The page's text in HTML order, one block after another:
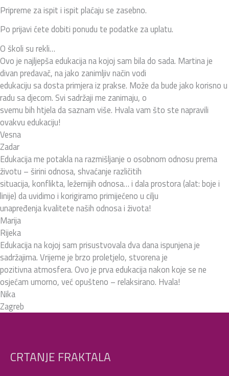
Pripreme za ispit i ispit plaćaju se zasebno.
Po prijavi ćete dobiti ponudu te podatke za uplatu.
O školi su rekli…
Ovo je najljepša edukacija na kojoj sam bila do sada. Martina je
divan predavač, na jako zanimljiv način vodi
edukaciju sa dosta primjera iz prakse. Može da bude jako korisno u
radu sa djecom. Svi sadržaji me zanimaju, o
svemu bih htjela da saznam više. Hvala vam što ste napravili
ovakvu edukaciju!
Vesna
Zadar
Edukacija me potakla na razmišljanje o osobnom odnosu prema
životu – širini odnosa, shvaćanje različitih
situacija, konflikta, ležernijih odnosa… i dala prostora (alat: boje i
linije) da uvidimo i korigiramo primijećeno u cilju
unapređenja kvalitete naših odnosa i života!
Marija
Rijeka
Edukacija na kojoj sam prisustvovala dva dana ispunjena je
sadržajima. Vrijeme je brzo proletjelo, stvorena je
pozitivna atmosfera. Ovo je prva edukacija nakon koje se ne
osjećam umorno, već opušteno – relaksirano. Hvala!
Nika
Zagreb
CRTANJE FRAKTALA